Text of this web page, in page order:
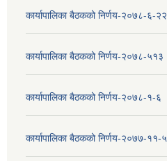
कार्यापालिका बैठकको निर्णय-२०७८-६-२२
कार्यापालिका बैठकको निर्णय-२०७८-५१३
कार्यापालिका बैठकको निर्णय-२०७८-१-६
कार्यापालिका बैठकको निर्णय-२०७७-११-५